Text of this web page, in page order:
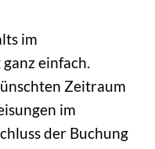
im
einfach.
Zeitraum
im
der Buchung